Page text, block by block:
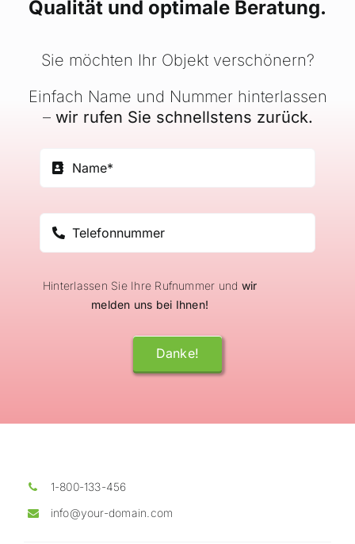
Qualität und optimale Beratung.
Sie möchten Ihr Objekt verschönern?
Einfach Name und Nummer hinterlassen
– wir rufen Sie schnellstens zurück.
Hinterlassen Sie Ihre Rufnummer und wir
melden uns bei Ihnen!
Danke!
1-800-133-456
info@your-domain.com